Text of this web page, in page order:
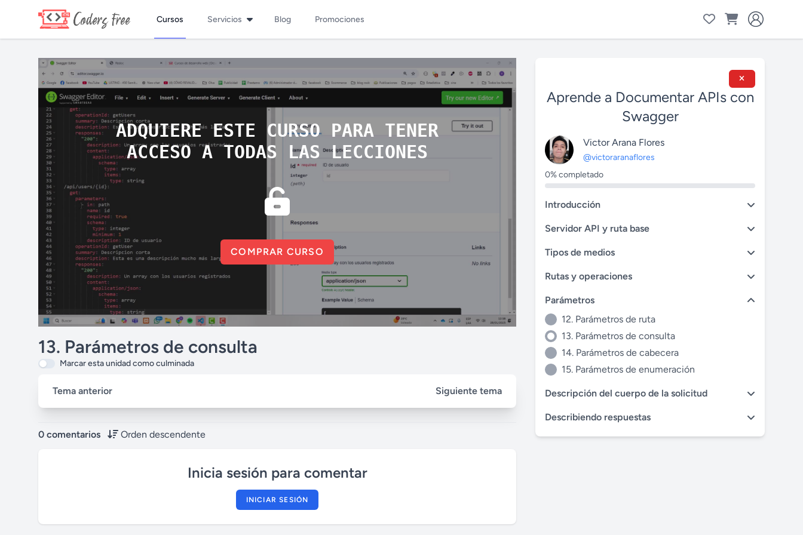
Cursos Servicios Blog Promociones
ADQUIERE ESTE CURSO PARA TENER
ACCESO A TODAS LAS LECCIONES
COMPRAR CURSO
13. Parámetros de consulta
Marcar esta unidad como culminada
Tema anterior Siguiente tema
0 comentarios Orden descendente
Inicia sesión para comentar
INICIAR SESIÓN
Aprende a Documentar APIs con
Swagger
Victor Arana Flores
@victoraranaflores
0% completado
Introducción
Servidor API y ruta base
Tipos de medios
Rutas y operaciones
Parámetros
12. Parámetros de ruta
13. Parámetros de consulta
14. Parámetros de cabecera
15. Parámetros de enumeración
Descripción del cuerpo de la solicitud
Describiendo respuestas